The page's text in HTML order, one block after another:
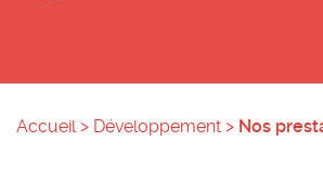
Accueil> Développement > Nos